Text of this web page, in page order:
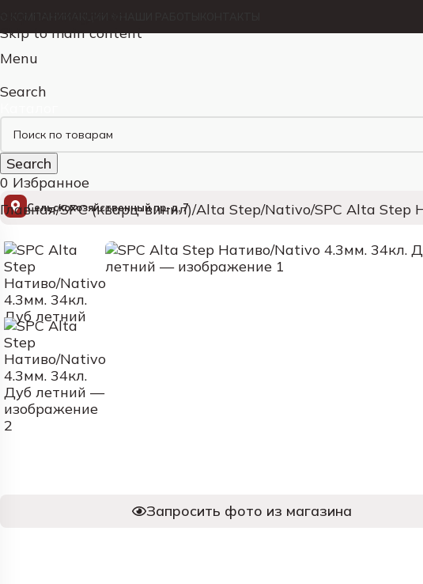
Skip to main content
Menu
Search
Search
0 Избранное
Сельскохозяйственный пр-д, 7
Главная SPC (кварц-винил) Alta Step Nativo SPC Alta Step
Запросить фото из магазина